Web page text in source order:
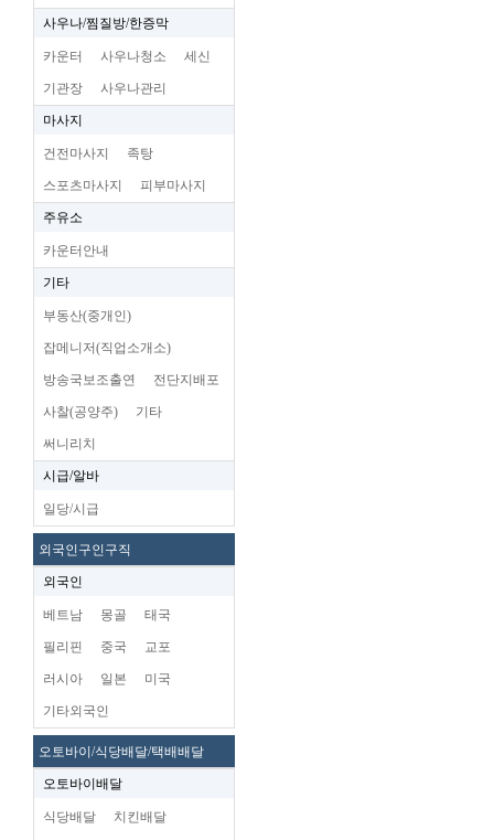
사우나/찜질방/한증막
카운터 사우나청소 세신
기관장 사우나관리
마사지
건전마사지 족탕
스포츠마사지 피부마사지
주유소
카운터안내
기타
부동산(중개인)
잡메니저(직업소개소)
방송국보조출연 전단지배포
사찰(공양주) 기타
써니리치
시급/알바
일당/시급
외국인구인구직
외국인
베트남 몽골 태국
필리핀 중국 교포
러시아 일본 미국
기타외국인
오토바이/식당배달/택배배달
오토바이배달
식당배달 치킨배달